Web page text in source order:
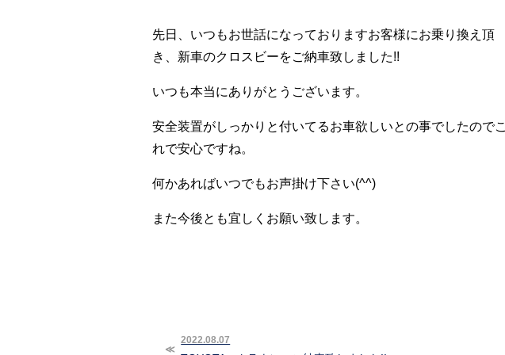
先日、いつもお世話になっておりますお客様にお乗り換え頂
き、新車のクロスビーをご納車致しました!!
いつも本当にありがとうございます。
安全装置がしっかりと付いてるお車欲しいとの事でしたのでこ
れで安心ですね。
何かあればいつでもお声掛け下さい(^^)
また今後とも宜しくお願い致します。
2022.08.07